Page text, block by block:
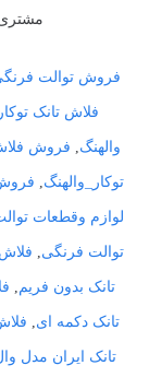
فروش توالت
فلاش تانک
والهنگ, فروش فلاش
توکار_والهنگ, فروش
لوازم وقطعات
توالت فرنگی,
تانک بدون فریم,
تانک دکمه ای,
تانک ایران مدل